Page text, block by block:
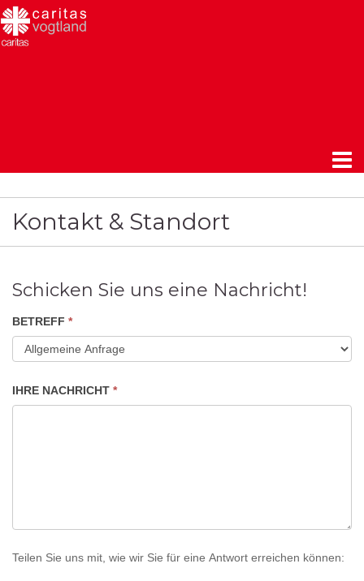
Kontakt & Standort
Schicken Sie uns eine Nachricht!
Kontaktformular
BETREFF *
IHRE NACHRICHT *
Teilen Sie uns mit, wie wir Sie für eine Antwort erreichen können: